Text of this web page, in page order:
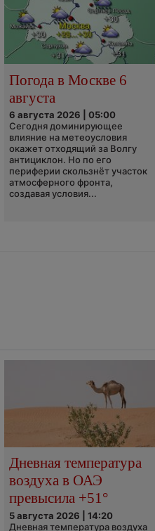
Погода в Москве 6
августа
6 августа 2026 | 05:00
Сегодня доминирующее
влияние на метеоусловия
окажет отходящий за Волгу
антициклон. Но по его
периферии скользнёт участок
атмосферного фронта,
создавая условия...
Дневная температура
воздуха в ОАЭ
превысила +51°
5 августа 2026 | 14:20
Дневная температура воздуха